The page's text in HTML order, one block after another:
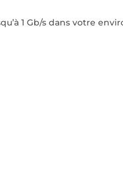
1 Gb/s dans votre